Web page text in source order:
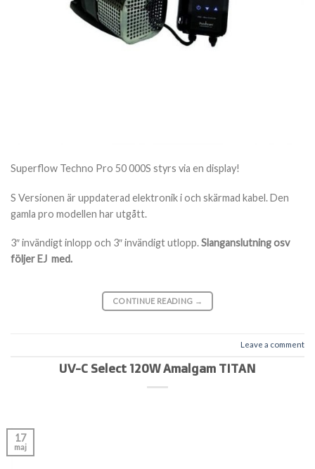
Superflow Techno Pro 50 000S styrs via en display!
S Versionen är uppdaterad elektronik i och skärmad kabel. Den
gamla pro modellen har utgått.
3″ invändigt inlopp och 3″ invändigt utlopp.Slanganslutning osv
följer EJ med.
CONTINUE READING →
Leave a comment
UV-C Select 120W Amalgam TITAN
17
maj